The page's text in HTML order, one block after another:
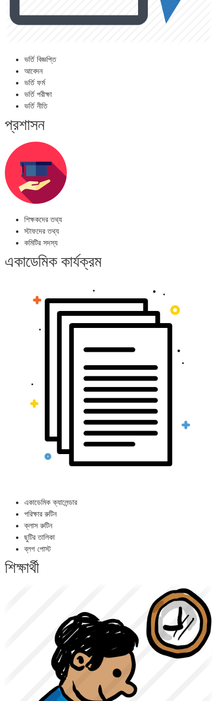
ভর্তি বিজ্ঞপ্তি
আবেদন
ভর্তি ফর্ম
ভর্তি পরীক্ষা
ভর্তি নীতি
প্রশাসন
শিক্ষকদের তথ্য
স্টাফদের তথ্য
কমিটির সদস্য
একাডেমিক কার্যক্রম
একাডেমিক ক্যালেন্ডার
পরিক্ষার রুটিন
ক্লাস রুটিন
ছুটির তালিকা
ব্লগ পোস্ট
শিক্ষার্থী